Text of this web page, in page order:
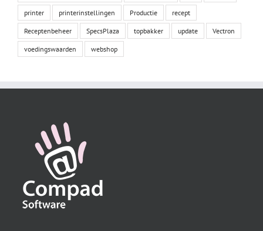
printer printerinstellingen Productie recept
Receptenbeheer SpecsPlaza topbakker update Vectron
voedingswaarden webshop